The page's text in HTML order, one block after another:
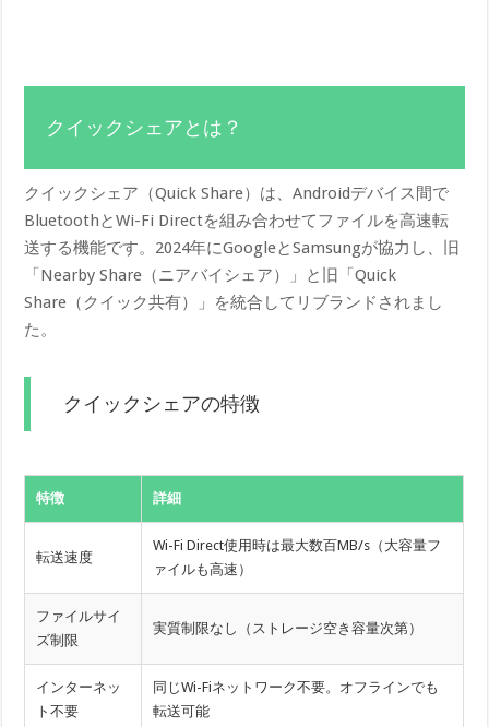
クイックシェアとは？
クイックシェア（Quick Share）は、Androidデバイス間で
BluetoothとWi-Fi Directを組み合わせてファイルを高速転
送する機能です。2024年にGoogleとSamsungが協力し、旧
「Nearby Share（ニアバイシェア）」と旧「Quick
Share（クイック共有）」を統合してリブランドされまし
た。
クイックシェアの特徴
特徴 詳細
転送速度
Wi-Fi Direct使用時は最大数百MB/s（大容量フ
ァイルも高速）
ファイルサイ
ズ制限
実質制限なし（ストレージ空き容量次第）
インターネッ
ト不要
同じWi-Fiネットワーク不要。オフラインでも
転送可能